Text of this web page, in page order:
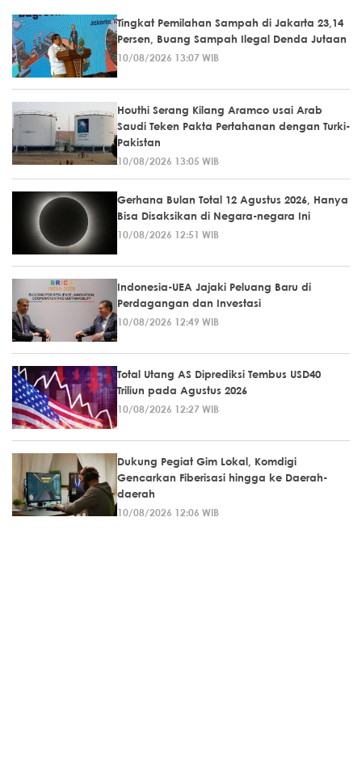
Tingkat Pemilahan Sampah di Jakarta 23,14
Persen, Buang Sampah Ilegal Denda Jutaan
10/08/2026 13:07 WIB
Houthi Serang Kilang Aramco usai Arab
Saudi Teken Pakta Pertahanan dengan Turki-
Pakistan
10/08/2026 13:05 WIB
Gerhana Bulan Total 12 Agustus 2026, Hanya
Bisa Disaksikan di Negara-negara Ini
10/08/2026 12:51 WIB
Indonesia-UEA Jajaki Peluang Baru di
Perdagangan dan Investasi
10/08/2026 12:49 WIB
Total Utang AS Diprediksi Tembus USD40
Triliun pada Agustus 2026
10/08/2026 12:27 WIB
Dukung Pegiat Gim Lokal, Komdigi
Gencarkan Fiberisasi hingga ke Daerah-
daerah
10/08/2026 12:06 WIB